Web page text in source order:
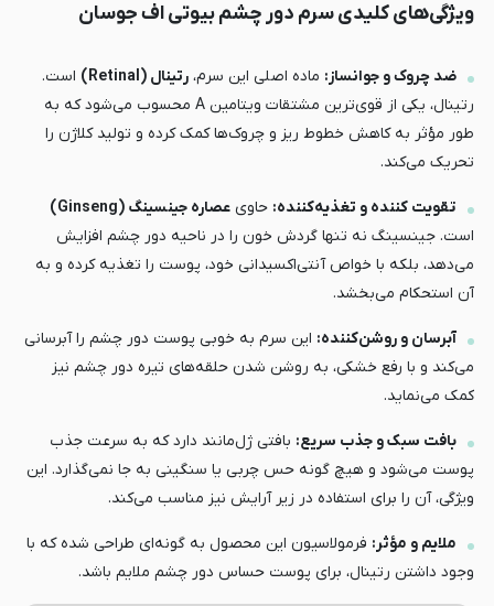
ویژگی‌های کلیدی سرم دور چشم بیوتی اف جوسان
ضد چروک و جوانساز: ماده اصلی این سرم، رتینال (Retinal)
است.
رتینال، یکی از قوی‌ترین مشتقات ویتامین A محسوب می‌شود که به
طور مؤثر به کاهش خطوط ریز و چروک‌ها کمک کرده و تولید کلاژن را
تحریک می‌کند.
تقویت کننده و تغذیه‌کننده: حاوی عصاره جینسینگ (Ginseng)
است. جینسینگ نه تنها گردش خون را در ناحیه دور چشم افزایش
می‌دهد، بلکه با خواص آنتی‌اکسیدانی خود، پوست را تغذیه کرده و به
آن استحکام می‌بخشد.
آبرسان و روشن‌کننده: این سرم به خوبی پوست دور چشم را آبرسانی
می‌کند و با رفع خشکی، به روشن شدن حلقه‌های تیره دور چشم نیز
کمک می‌نماید.
بافت سبک و جذب سریع: بافتی ژل‌مانند دارد که به سرعت جذب
پوست می‌شود و هیچ گونه حس چربی یا سنگینی به جا نمی‌گذارد. این
ویژگی، آن را برای استفاده در زیر آرایش نیز مناسب می‌کند.
ملایم و مؤثر: فرمولاسیون این محصول به گونه‌ای طراحی شده که با
وجود داشتن رتینال، برای پوست حساس دور چشم ملایم باشد.